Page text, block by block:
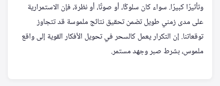
وتأثيرًا كبيرًا. سواء كان سلوكًا، أو صوتًا، أو نظرة، فإن الاستمرارية
على مدى زمني طويل تضمن تحقيق نتائج ملموسة قد تتجاوز
توقعاتنا. إن التكرار يعمل كالسحر في تحويل الأفكار القوية إلى واقع
ملموس، بشرط صبر وجهد مستمر.